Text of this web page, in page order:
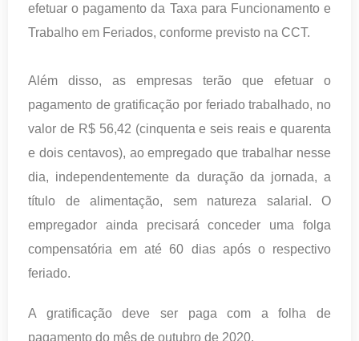
efetuar o pagamento da Taxa para Funcionamento e
Trabalho em Feriados, conforme previsto na CCT.
Além disso, as empresas terão que efetuar o
pagamento de gratificação por feriado trabalhado, no
valor de R$ 56,42 (cinquenta e seis reais e quarenta
e dois centavos), ao empregado que trabalhar nesse
dia, independentemente da duração da jornada, a
título de alimentação, sem natureza salarial. O
empregador ainda precisará conceder uma folga
compensatória em até 60 dias após o respectivo
feriado.
A gratificação deve ser paga com a folha de
pagamento do mês de outubro de 2020.